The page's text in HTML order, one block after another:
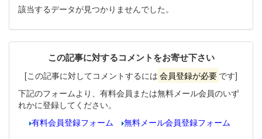
該当するデータが見つかりませんでした。
この記事に対するコメントをお寄せ下さい
[この記事に対してコメントするには 会員登録が必要 です]
下記のフォームより、有料会員または無料メール会員のいず
れかに登録してください。
有料会員登録フォーム
無料メール会員登録フォーム